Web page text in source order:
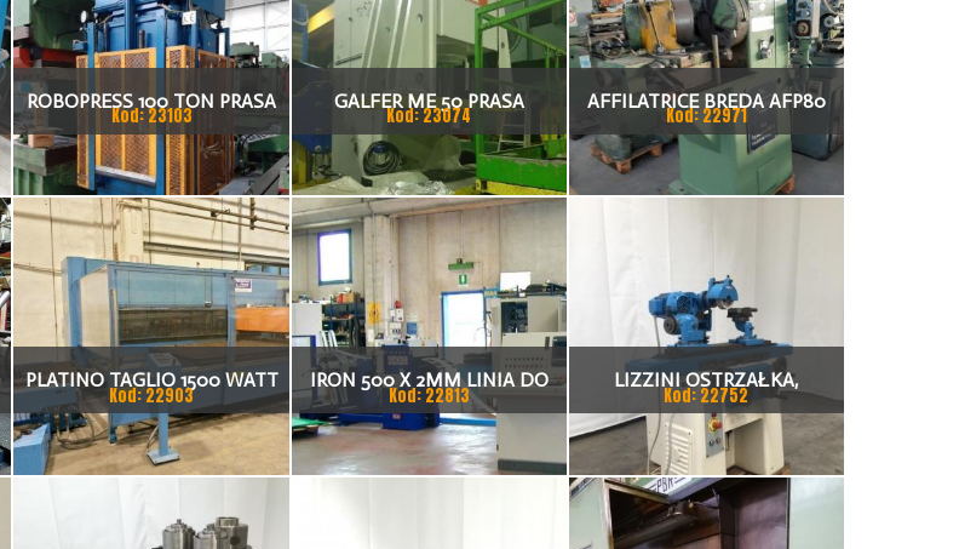
ROBOPRESS 100 TON PRASA
Kod: 23103
GALFER ME 50 PRASA
HYDRAULICZNA
Kod: 23074
AFFILATRICE BREDA AFP80
OSTRZAŁKA, SZLIFIERKA
Kod: 22971
PLATINO TAGLIO 1500 WATT
LASER
Kod: 22903
IRON 500 X 2MM LINIA DO
WYKRAWANIA
Kod: 22813
LIZZINI OSTRZAŁKA,
SZLIFIERKA
Kod: 22752